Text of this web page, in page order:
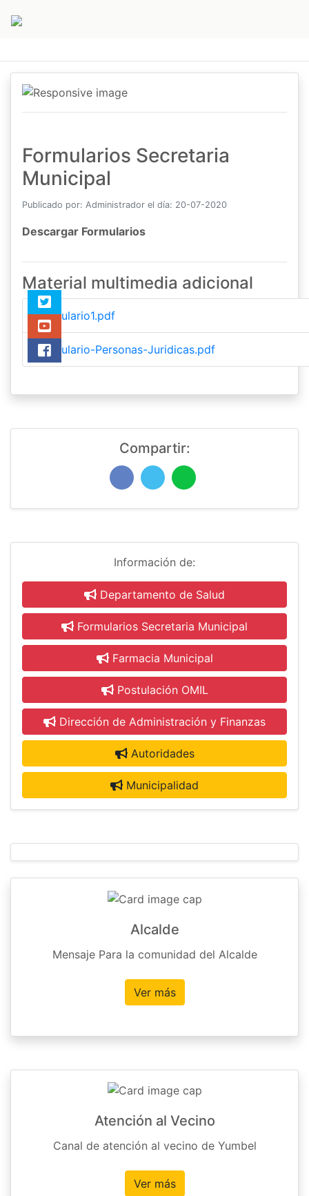
Formularios Secretaria
Municipal
Publicado por: Administrador el día: 20-07-2020
Descargar Formularios
Material multimedia adicional
formulario1.pdf
formulario-Personas-Juridicas.pdf
Compartir:
Información de:
Departamento de Salud
Formularios Secretaria Municipal
Farmacia Municipal
Postulación OMIL
Dirección de Administración y Finanzas
Autoridades
Municipalidad
Alcalde
Mensaje Para la comunidad del Alcalde
Ver más
Atención al Vecino
Canal de atención al vecino de Yumbel
Ver más